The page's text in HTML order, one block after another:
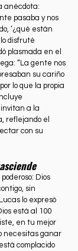
anécdota:
pasaba y nos
‘¿qué están
disfruté
plasmada en el
“La gente nos
su cariño
lo que la propia
invitan a la
reflejando el
con su
Dios
sin
lo expresó
está al 100
en tu mejor
necesitas ganar
complacido